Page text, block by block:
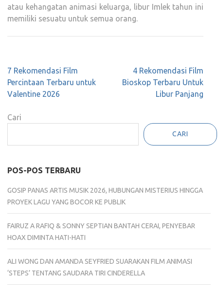
atau kehangatan animasi keluarga, libur Imlek tahun ini
memiliki sesuatu untuk semua orang.
Navigasi
pos
7 Rekomendasi Film
Percintaan Terbaru untuk
Valentine 2026
4 Rekomendasi Film
Bioskop Terbaru Untuk
Libur Panjang
Cari
CARI
POS-POS TERBARU
GOSIP PANAS ARTIS MUSIK 2026, HUBUNGAN MISTERIUS HINGGA
PROYEK LAGU YANG BOCOR KE PUBLIK
FAIRUZ A RAFIQ & SONNY SEPTIAN BANTAH CERAI, PENYEBAR
HOAX DIMINTA HATI-HATI
ALI WONG DAN AMANDA SEYFRIED SUARAKAN FILM ANIMASI
‘STEPS’ TENTANG SAUDARA TIRI CINDERELLA